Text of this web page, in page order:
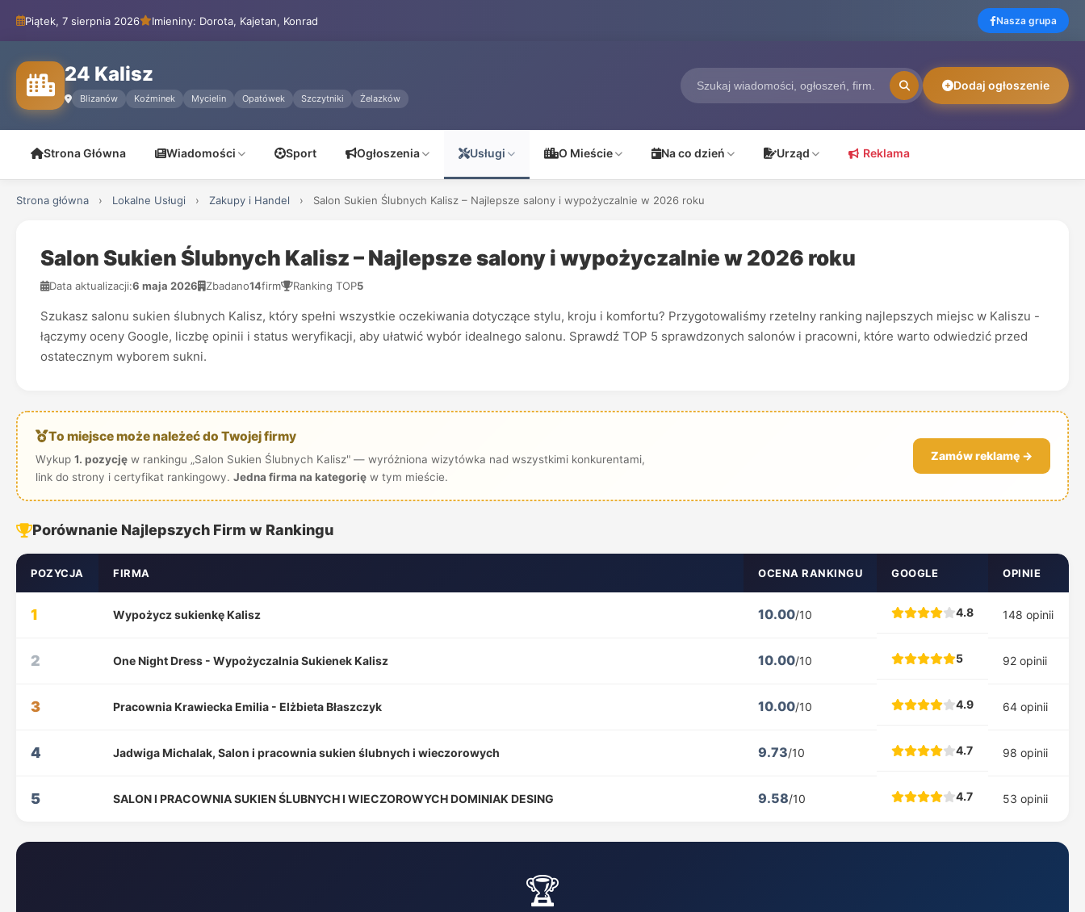
Piątek, 7 sierpnia 2026 Imieniny: Dorota, Kajetan, Konrad Nasza grupa
24 Kalisz
Blizanów Koźminek Mycielin Opatówek Szczytniki Żelazków
Dodaj ogłoszenie
Strona Główna Wiadomości Sport Ogłoszenia Usługi O Mieście Na co dzień Urząd Reklama
Strona główna › Lokalne Usługi › Zakupy i Handel › Salon Sukien Ślubnych Kalisz – Najlepsze salony i wypożyczalnie w 2026 roku
Salon Sukien Ślubnych Kalisz – Najlepsze salony i wypożyczalnie w 2026 roku
Data aktualizacji:6 maja 2026 Zbadano14firm Ranking TOP5
Szukasz salonu sukien ślubnych Kalisz, który spełni wszystkie oczekiwania dotyczące stylu, kroju i komfortu? Przygotowaliśmy rzetelny ranking najlepszych miejsc w Kaliszu -
łączymy oceny Google, liczbę opinii i status weryfikacji, aby ułatwić wybór idealnego salonu. Sprawdź TOP 5 sprawdzonych salonów i pracowni, które warto odwiedzić przed
ostatecznym wyborem sukni.
To miejsce może należeć do Twojej firmy
Wykup 1. pozycjęw rankingu „Salon Sukien Ślubnych Kalisz" — wyróżniona wizytówka nad wszystkimi konkurentami,
link do strony i certyfikat rankingowy. Jedna firma na kategorięw tym mieście.
Zamów reklamę →
Porównanie Najlepszych Firm w Rankingu
POZYCJA FIRMA OCENA RANKINGU GOOGLE OPINIE
1 Wypożycz sukienkę Kalisz 10.00/10 4.8 148 opinii
2 One Night Dress - Wypożyczalnia Sukienek Kalisz 10.00/10 5 92 opinii
3 Pracownia Krawiecka Emilia - Elżbieta Błaszczyk 10.00/10 4.9 64 opinii
4 Jadwiga Michalak, Salon i pracownia sukien ślubnych i wieczorowych 9.73/10 4.7 98 opinii
5 SALON I PRACOWNIA SUKIEN ŚLUBNYCH I WIECZOROWYCH DOMINIAK DESING 9.58/10 4.7 53 opinii
🏆